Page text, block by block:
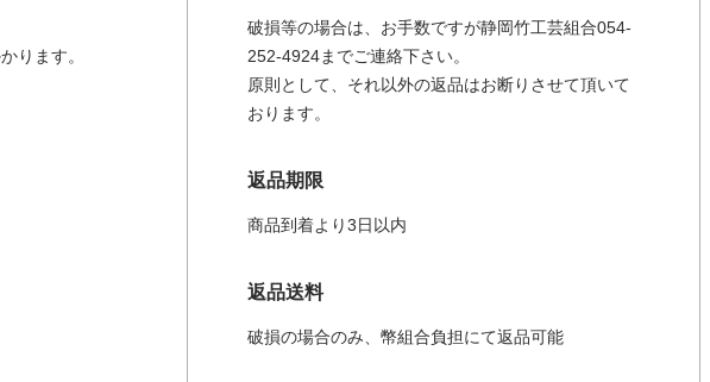
ります。
破損等の場合は、お手数ですが静岡竹工芸組合054-
252-4924までご連絡下さい。
原則として、それ以外の返品はお断りさせて頂いて
おります。
返品期限
商品到着より3日以内
返品送料
破損の場合のみ、幣組合負担にて返品可能